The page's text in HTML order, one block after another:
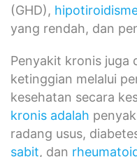
(GHD),
yang rendah, dan
Penyakit kronis juga
ketinggian melalui
kesehatan secara
kronis adalah
radang usus,
sabit, dan